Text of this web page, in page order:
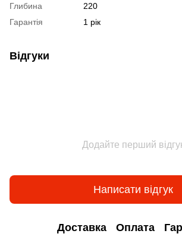
Глибина
220
Гарантія
1 рік
Відгуки
Додайте перший
Написати відгук
Доставка Оплата